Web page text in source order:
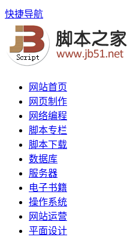
快捷导航
网站首页
网页制作
网络编程
脚本专栏
脚本下载
数据库
服务器
电子书籍
操作系统
网站运营
平面设计